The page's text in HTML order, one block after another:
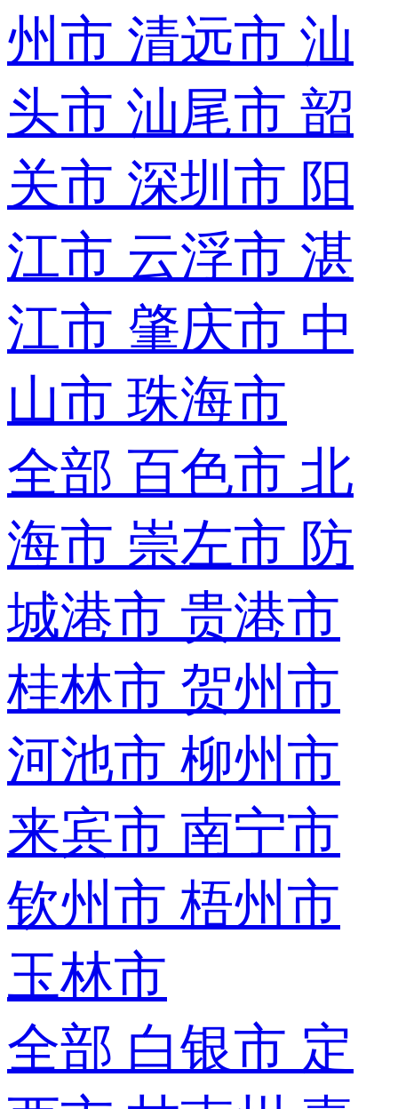
州市 清远市 汕
头市 汕尾市 韶
关市 深圳市 阳
江市 云浮市 湛
江市 肇庆市 中
山市 珠海市
全部 百色市 北
海市 崇左市 防
城港市 贵港市
桂林市 贺州市
河池市 柳州市
来宾市 南宁市
钦州市 梧州市
玉林市
全部 白银市 定